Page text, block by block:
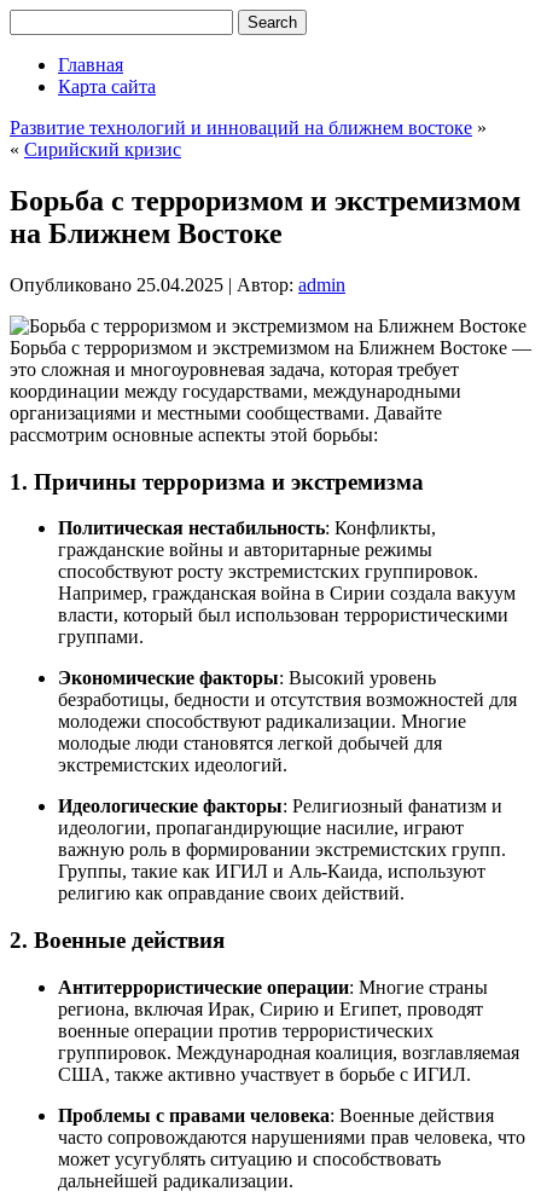
Главная
Карта сайта
Развитие технологий и инноваций на ближнем востоке »
« Сирийский кризис
Борьба с терроризмом и экстремизмом
на Ближнем Востоке
Опубликовано 25.04.2025 | Автор: admin
Борьба с терроризмом и экстремизмом на Ближнем Востоке —
это сложная и многоуровневая задача, которая требует
координации между государствами, международными
организациями и местными сообществами. Давайте
рассмотрим основные аспекты этой борьбы:
1. Причины терроризма и экстремизма
Политическая нестабильность: Конфликты,
гражданские войны и авторитарные режимы
способствуют росту экстремистских группировок.
Например, гражданская война в Сирии создала вакуум
власти, который был использован террористическими
группами.
Экономические факторы: Высокий уровень
безработицы, бедности и отсутствия возможностей для
молодежи способствуют радикализации. Многие
молодые люди становятся легкой добычей для
экстремистских идеологий.
Идеологические факторы: Религиозный фанатизм и
идеологии, пропагандирующие насилие, играют
важную роль в формировании экстремистских групп.
Группы, такие как ИГИЛ и Аль-Каида, используют
религию как оправдание своих действий.
2. Военные действия
Антитеррористические операции: Многие страны
региона, включая Ирак, Сирию и Египет, проводят
военные операции против террористических
группировок. Международная коалиция, возглавляемая
США, также активно участвует в борьбе с ИГИЛ.
Проблемы с правами человека: Военные действия
часто сопровождаются нарушениями прав человека, что
может усугублять ситуацию и способствовать
дальнейшей радикализации.